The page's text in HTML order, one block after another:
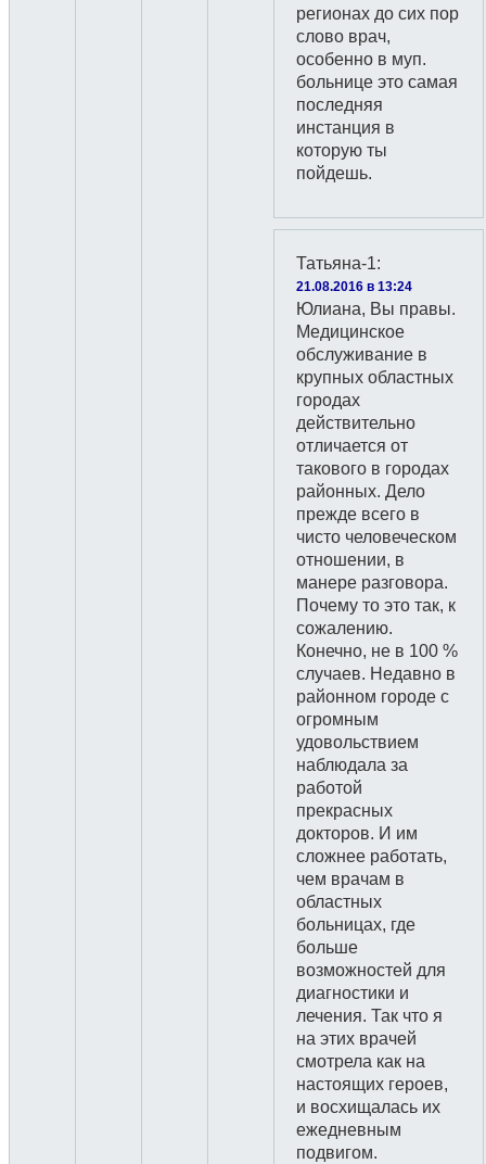
регионах до сих пор
слово врач,
особенно в муп.
больнице это самая
последняя
инстанция в
которую ты
пойдешь.
Татьяна-1:
21.08.2016 в 13:24
Юлиана, Вы правы.
Медицинское
обслуживание в
крупных областных
городах
действительно
отличается от
такового в городах
районных. Дело
прежде всего в
чисто человеческом
отношении, в
манере разговора.
Почему то это так, к
сожалению.
Конечно, не в 100 %
случаев. Недавно в
районном городе с
огромным
удовольствием
наблюдала за
работой
прекрасных
докторов. И им
сложнее работать,
чем врачам в
областных
больницах, где
больше
возможностей для
диагностики и
лечения. Так что я
на этих врачей
смотрела как на
настоящих героев,
и восхищалась их
ежедневным
подвигом.